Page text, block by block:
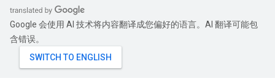
Google 会使用 AI 技术将内容翻译成您偏好的语言。AI 翻译可能包
含错误。